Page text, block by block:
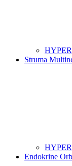
Struma
Endokrine